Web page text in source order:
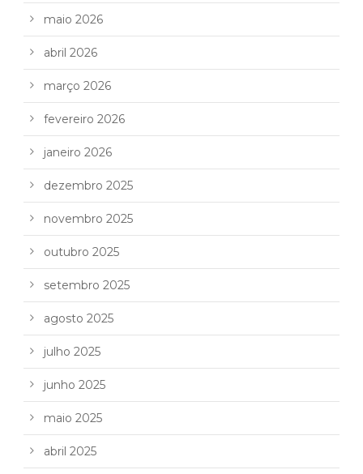
maio 2026
abril 2026
março 2026
fevereiro 2026
janeiro 2026
dezembro 2025
novembro 2025
outubro 2025
setembro 2025
agosto 2025
julho 2025
junho 2025
maio 2025
abril 2025